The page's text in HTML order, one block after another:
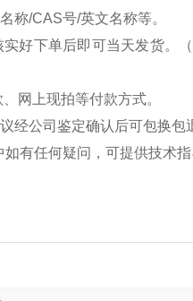
/CAS号/英文名称等。
下单后即可当天发货。
网上现拍等付款方式。
公司鉴定确认后可包换包
有任何疑问，可提供技术指